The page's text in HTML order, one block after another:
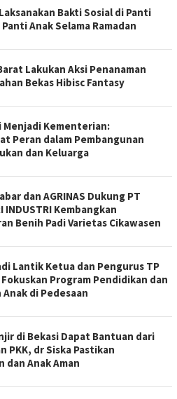
Bakti Sosial di Panti
Anak Selama Ramadan
Lakukan Aksi Penanaman
Bekas Hibisc Fantasy
Menjadi Kementerian:
Peran dalam Pembangunan
dan Keluarga
dan AGRINAS Dukung PT
INDUSTRI Kembangkan
Benih Padi Varietas Cikawasen
Lantik Ketua dan Pengurus TP
Fokuskan Program Pendidikan dan
di Pedesaan
di Bekasi Dapat Bantuan dari
PKK, dr Siska Pastikan
dan Anak Aman